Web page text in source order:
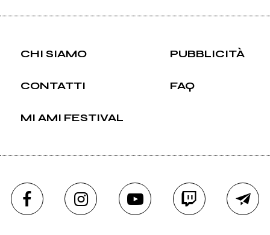
CHI SIAMO PUBBLICITÀ
CONTATTI FAQ
MI AMI FESTIVAL